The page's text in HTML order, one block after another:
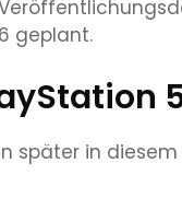
geplant.
in diesem